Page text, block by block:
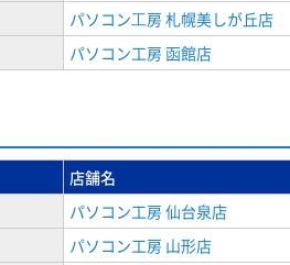
パソコン⼯房 札幌美しが丘店
パソコン工房 函館店
店舗名
パソコン工房 仙台泉店
パソコン工房 山形店